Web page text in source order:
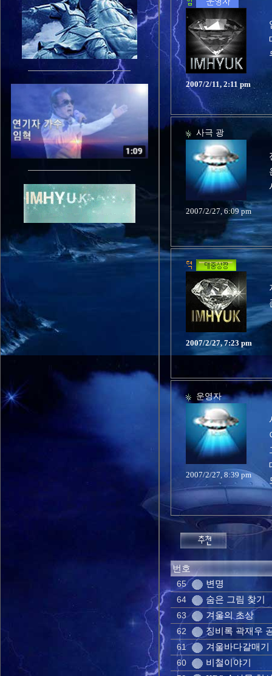
2007/2/11, 2:11 pm
사극 광
2007/2/27, 6:09 pm
2007/2/27, 7:23 pm
운영자
2007/2/27, 8:39 pm
번호
65 변명
64 숨은 그림 찾기
63 겨울의 초상
62 징비록 곽재우
61 겨울바다갈매기
60 비철이야기